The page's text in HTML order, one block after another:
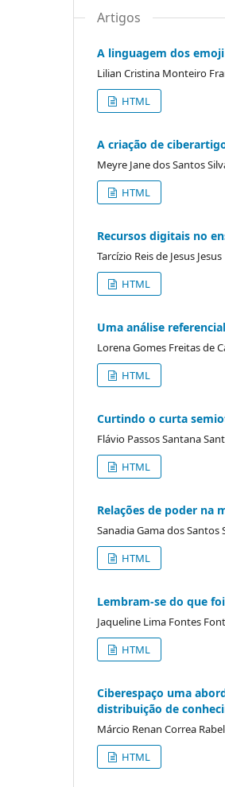
Artigos
A linguagem dos
Lilian Cristina Monteiro
HTML
A criação de
Meyre Jane dos Santos
HTML
Recursos digitais no
Tarcízio Reis de Jesus Jesus
HTML
Uma análise
Lorena Gomes Freitas de
HTML
Curtindo o curta
Flávio Passos Santana
HTML
Relações de poder na
Sanadia Gama dos
HTML
Lembram-se do que
Jaqueline Lima Fontes
HTML
Ciberespaço uma
distribuição de
Márcio Renan Correa
HTML